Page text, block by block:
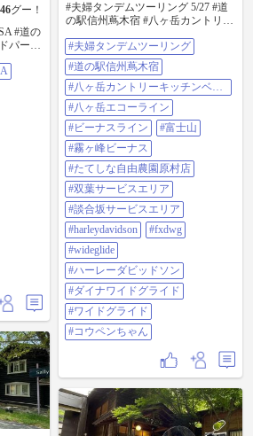
46グー！
#道の
パーク
ビッド
#ワイ
#夫婦タンデムツーリング 5/27 #道
の駅信州蔦木宿 #八ヶ岳カントリー
ライン #ビーナスライン #富士山 #
霧ヶ峰ビーナス #たてしな自由農園
原村店 #双葉サービスエリア #談合
坂サービスエリア #harleydavidson
#fxdwg #wideglide #ハーレーダビッ
ドソン #ダイナワイドグライド #ワ
イドグライド #コウペンちゃん
#夫婦タンデムツーリング
#道の駅信州蔦木宿
#八ヶ岳カントリーキッチンベー
カリー
#八ヶ岳エコーライン
#ビーナスライン
#富士山
#霧ヶ峰ビーナス
#たてしな自由農園原村店
#双葉サービスエリア
#談合坂サービスエリア
#harleydavidson
#fxdwg
#wideglide
#ハーレーダビッドソン
#ダイナワイドグライド
#ワイドグライド
#コウペンちゃん